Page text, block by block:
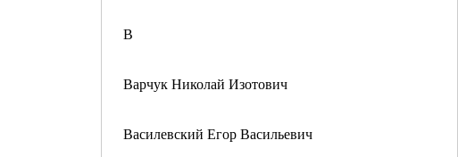
В
Варчук Николай Изотович
Василевский Егор Васильевич